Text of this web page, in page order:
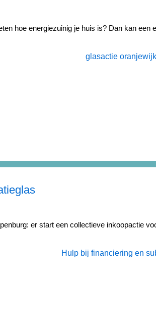
hoe energiezuinig je huis is? Dan kan een
er start een collectieve inkoopactie